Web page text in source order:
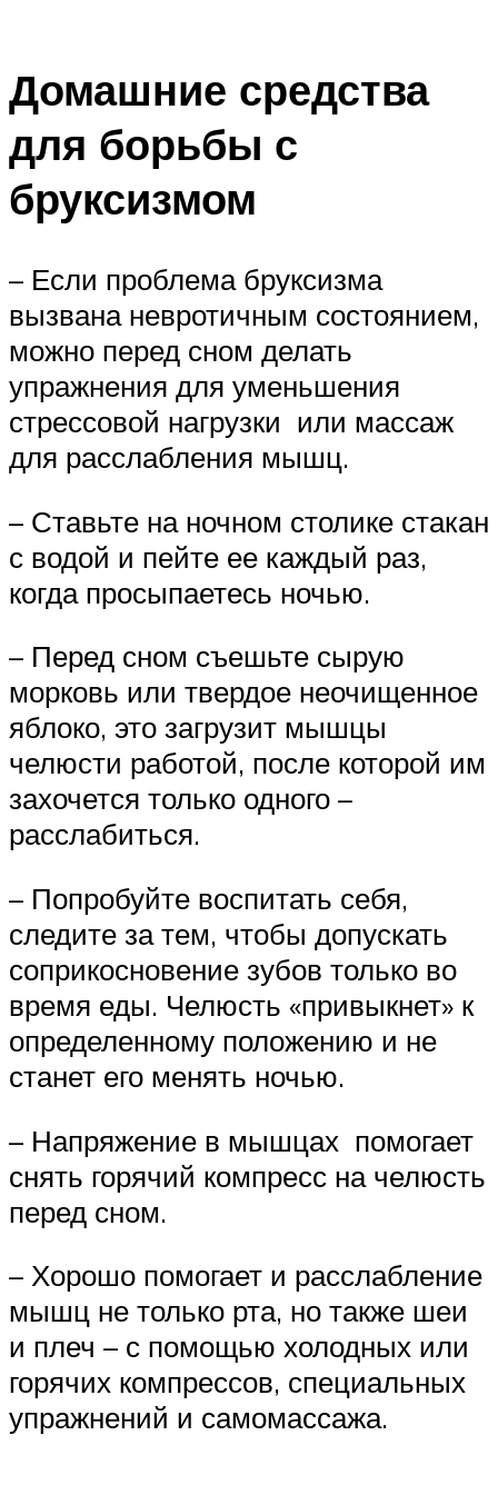
Домашние средства
для борьбы с
бруксизмом
– Если проблема бруксизма
вызвана невротичным состоянием,
можно перед сном делать
упражнения для уменьшения
стрессовой нагрузки или массаж
для расслабления мышц.
– Ставьте на ночном столике стакан
с водой и пейте ее каждый раз,
когда просыпаетесь ночью.
– Перед сном съешьте сырую
морковь или твердое неочищенное
яблоко, это загрузит мышцы
челюсти работой, после которой им
захочется только одного –
расслабиться.
– Попробуйте воспитать себя,
следите за тем, чтобы допускать
соприкосновение зубов только во
время еды. Челюсть «привыкнет» к
определенному положению и не
станет его менять ночью.
– Напряжение в мышцах помогает
снять горячий компресс на челюсть
перед сном.
– Хорошо помогает и расслабление
мышц не только рта, но также шеи
и плеч – с помощью холодных или
горячих компрессов, специальных
упражнений и самомассажа.